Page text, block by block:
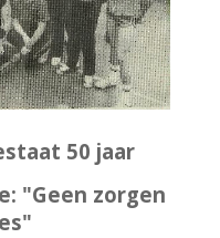
50 jaar
"Geen zorgen